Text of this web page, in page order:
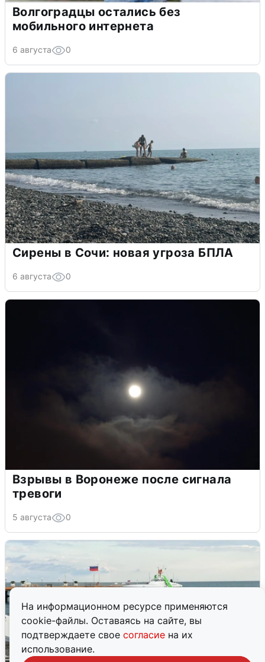
На информационном ресурсе применяются
cookie-файлы. Оставаясь на сайте, вы
подтверждаете свое согласие на их
использование.
Волгоградцы остались без
мобильного интернета
6 августа 0
Сирены в Сочи: новая угроза БПЛА
6 августа 0
Взрывы в Воронеже после сигнала
тревоги
5 августа 0